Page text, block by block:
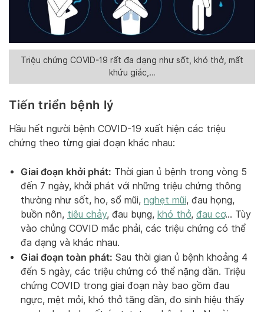
Triệu chứng COVID-19 rất đa dạng như sốt, khó thở, mất
khứu giác,…
Tiến triển bệnh lý
Hầu hết người bệnh COVID-19 xuất hiện các triệu
chứng theo từng giai đoạn khác nhau:
Giai đoạn khởi phát: Thời gian ủ bệnh trong vòng 5
đến 7 ngày, khởi phát với những triệu chứng thông
thường như sốt, ho, sổ mũi, nghẹt mũi, đau họng,
buồn nôn, tiêu chảy, đau bụng, khó thở, đau cơ… Tùy
vào chủng COVID mắc phải, các triệu chứng có thể
đa dạng và khác nhau.
Giai đoạn toàn phát: Sau thời gian ủ bệnh khoảng 4
đến 5 ngày, các triệu chứng có thể nặng dần. Triệu
chứng COVID trong giai đoạn này bao gồm đau
ngực, mệt mỏi, khó thở tăng dần, đo sinh hiệu thấy